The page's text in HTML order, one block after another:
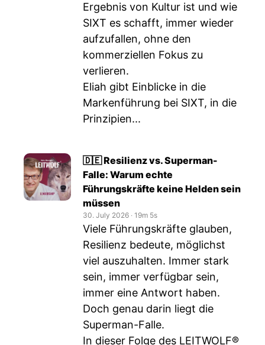
Ergebnis von Kultur ist und wie
SIXT es schafft, immer wieder
aufzufallen, ohne den
kommerziellen Fokus zu
verlieren.
Eliah gibt Einblicke in die
Markenführung bei SIXT, in die
Prinzipien...
🇩🇪 Resilienz vs. Superman-
Falle: Warum echte
Führungskräfte keine Helden sein
müssen
30. July 2026 ‧ 19m 5s
Viele Führungskräfte glauben,
Resilienz bedeute, möglichst
viel auszuhalten. Immer stark
sein, immer verfügbar sein,
immer eine Antwort haben.
Doch genau darin liegt die
Superman-Falle.
In dieser Folge des LEITWOLF®